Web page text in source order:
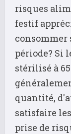
risques
festif
consommer
période? Si
stérilisé à
quantité,
satisfaire
prise de